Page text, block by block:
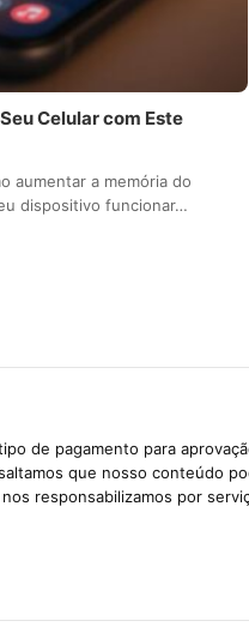
Celular com Este
aumentar a memória do
dispositivo funcionar…
de pagamento para
que nosso conteúdo
responsabilizamos por